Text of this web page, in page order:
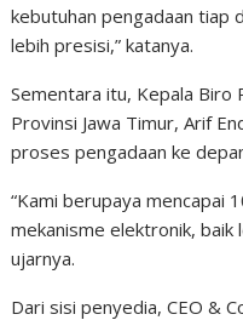
kebutuhan pengadaan tiap
lebih presisi,” katanya.
Sementara itu, Kepala Biro
Provinsi Jawa Timur, Arif
proses pengadaan ke
“Kami berupaya mencapai
mekanisme elektronik, baik
ujarnya.
Dari sisi penyedia, CEO &